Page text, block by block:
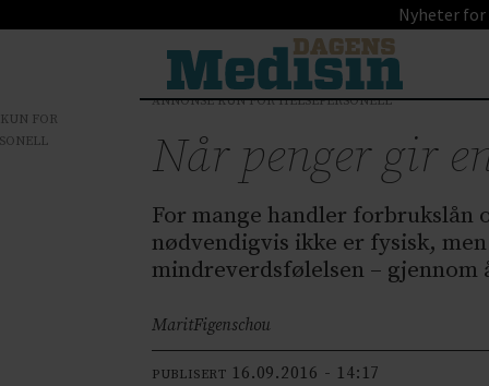
Nyheter
ANNONSE KUN FOR HELSEPERSONELL
Når penger gir
For mange handler forbrukslån
nødvendigvis ikke er fysisk,
mindreverdsfølelsen – gjennom
MaritFigenschou
PUBLISERT 16.09.2016 - 14:17
FOR